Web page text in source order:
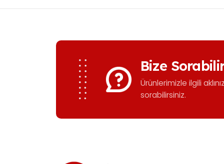
Bize
Ürünlerimizle ilgili
sorabilirsiniz.